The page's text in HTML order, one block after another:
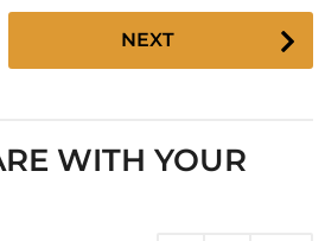
NEXT
WITH YOUR